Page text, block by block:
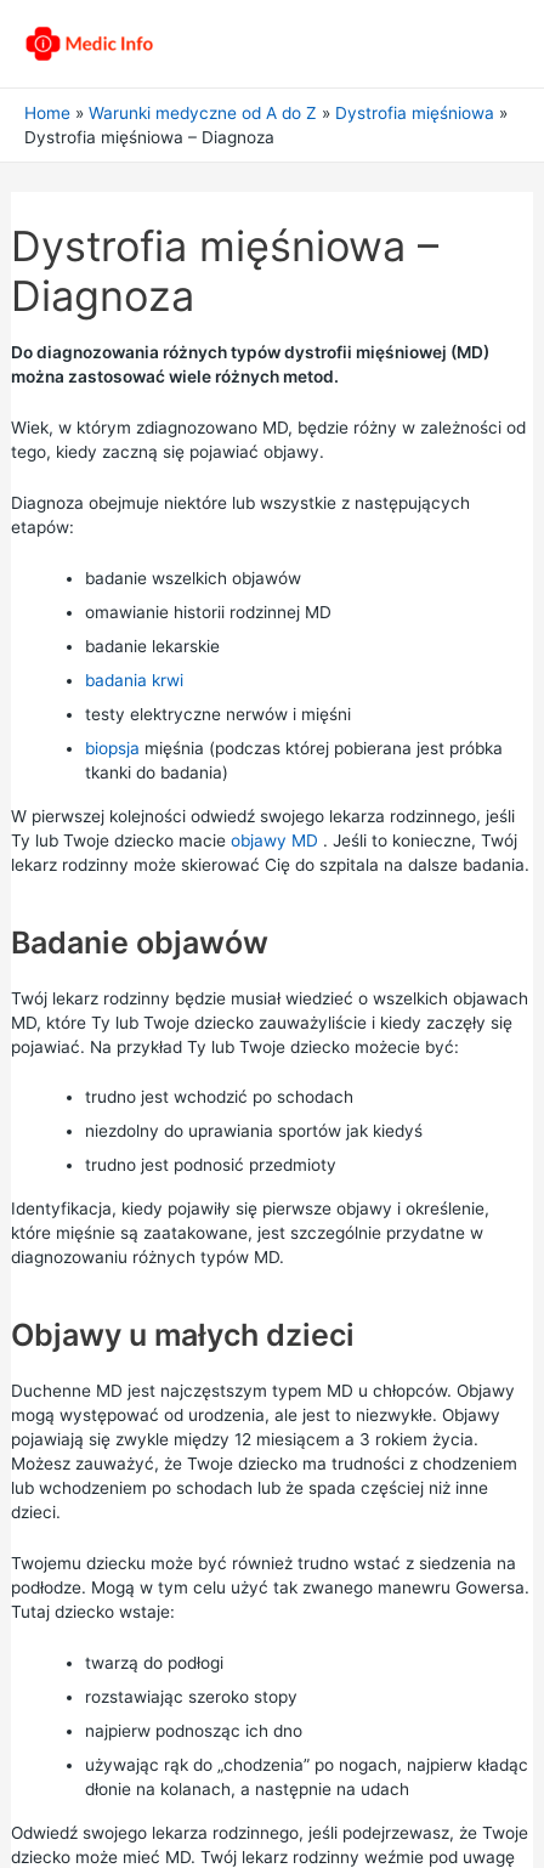
Home Warunki medyczne od A do Z
Dystrofia mięśniowa
Dystrofia mięśniowa – Diagnoza
Dystrofia mięśniowa –
Diagnoza
Do diagnozowania różnych typów dystrofii mięśniowej (MD)
można zastosować wiele różnych metod.
Wiek, w którym zdiagnozowano MD, będzie różny w zależności od
tego, kiedy zaczną się pojawiać objawy.
Diagnoza obejmuje niektóre lub wszystkie z następujących
etapów:
badanie wszelkich objawów
omawianie historii rodzinnej MD
badanie lekarskie
badania krwi
testy elektryczne nerwów i mięśni
biopsja mięśnia (podczas której pobierana jest próbka
tkanki do badania)
W pierwszej kolejności odwiedź swojego lekarza rodzinnego, jeśli
Ty lub Twoje dziecko macie objawy MD . Jeśli to konieczne, Twój
lekarz rodzinny może skierować Cię do szpitala na dalsze badania.
Badanie objawów
Twój lekarz rodzinny będzie musiał wiedzieć o wszelkich objawach
MD, które Ty lub Twoje dziecko zauważyliście i kiedy zaczęły się
pojawiać. Na przykład Ty lub Twoje dziecko możecie być:
trudno jest wchodzić po schodach
niezdolny do uprawiania sportów jak kiedyś
trudno jest podnosić przedmioty
Identyfikacja, kiedy pojawiły się pierwsze objawy i określenie,
które mięśnie są zaatakowane, jest szczególnie przydatne w
diagnozowaniu różnych typów MD.
Objawy u małych dzieci
Duchenne MD jest najczęstszym typem MD u chłopców. Objawy
mogą występować od urodzenia, ale jest to niezwykłe. Objawy
pojawiają się zwykle między 12 miesiącem a 3 rokiem życia.
Możesz zauważyć, że Twoje dziecko ma trudności z chodzeniem
lub wchodzeniem po schodach lub że spada częściej niż inne
dzieci.
Twojemu dziecku może być również trudno wstać z siedzenia na
podłodze. Mogą w tym celu użyć tak zwanego manewru Gowersa.
Tutaj dziecko wstaje:
twarzą do podłogi
rozstawiając szeroko stopy
najpierw podnosząc ich dno
używając rąk do „chodzenia” po nogach, najpierw kładąc
dłonie na kolanach, a następnie na udach
Odwiedź swojego lekarza rodzinnego, jeśli podejrzewasz, że Twoje
dziecko może mieć MD. Twój lekarz rodzinny weźmie pod uwagę